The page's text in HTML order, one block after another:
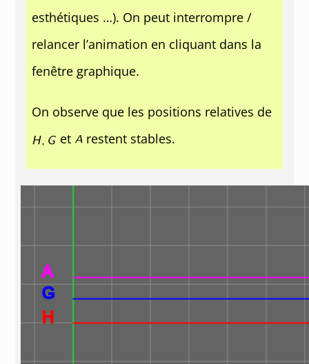
esthétiques …). On peut interrompre /
relancer l’animation en cliquant dans la
fenêtre graphique.
On observe que les positions relatives de
et
restent stables.